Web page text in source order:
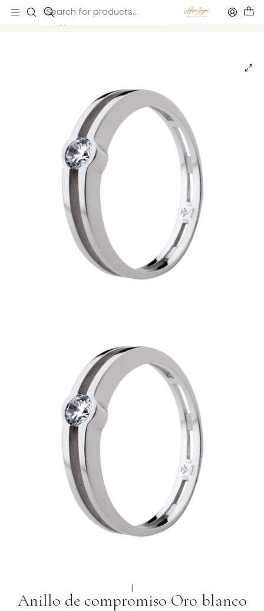
Inicio Anillos de compromiso Anillos de compromiso
Anillo de compromiso Oro blanco
|
Anillo de compromiso Oro blanco